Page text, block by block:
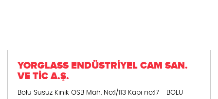
YORGLASS ENDÜSTRİYEL CAM SAN.
VE TİC A.Ş.
Bolu Susuz Kınık OSB Mah. No:1/113 Kapı no:17 - BOLU